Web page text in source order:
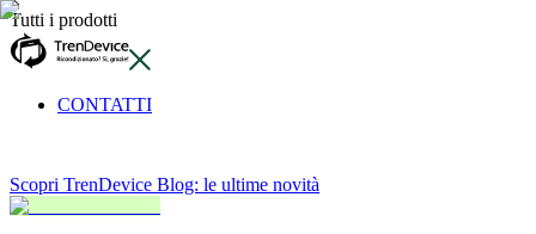
Tutti i prodotti
CONTATTI
Scopri TrenDevice Blog: le ultime novità